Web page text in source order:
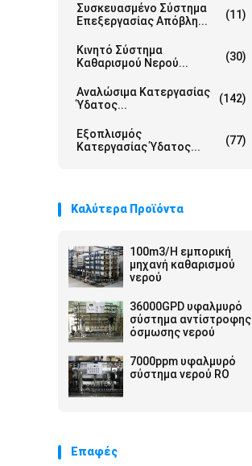
Συσκευασμένο Σύστημα
Επεξεργασίας Απόβλη...
(11)
Κινητό Σύστημα
Καθαρισμού Νερού...
(30)
Αναλώσιμα Κατεργασίας
Ύδατος...
(142)
Εξοπλισμός
Κατεργασίας Ύδατος...
(77)
Καλύτερα Προϊόντα
100m3/H εμπορική
μηχανή καθαρισμού
νερού
36000GPD υφαλμυρό
σύστημα αντίστροφης
όσμωσης νερού
7000ppm υφαλμυρό
σύστημα νερού RO
Επαφές